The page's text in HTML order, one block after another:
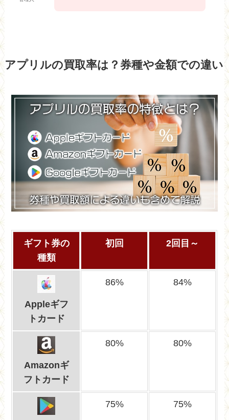
アプリルの買取率は？券種や金額での違い
ギフト券の
種類
初回 2回目～
Appleギフ
トカード
86% 84%
Amazonギ
フトカード
80% 80%
75% 75%